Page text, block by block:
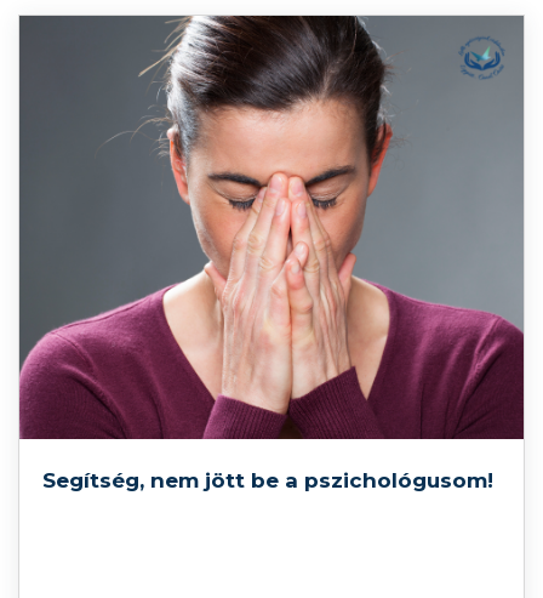
cikkemben erről olvashat,
Segítség, nem jött be a pszichológusom!